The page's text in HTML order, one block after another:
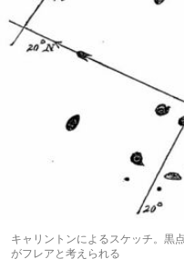
キャリントンによるスケッチ。黒
がフレアと考えられる